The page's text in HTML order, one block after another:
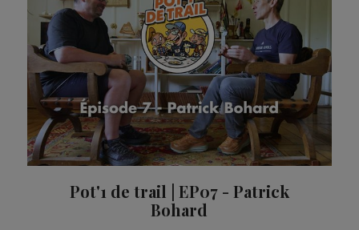
Pot'1 de trail | EP07 - Patrick
Bohard